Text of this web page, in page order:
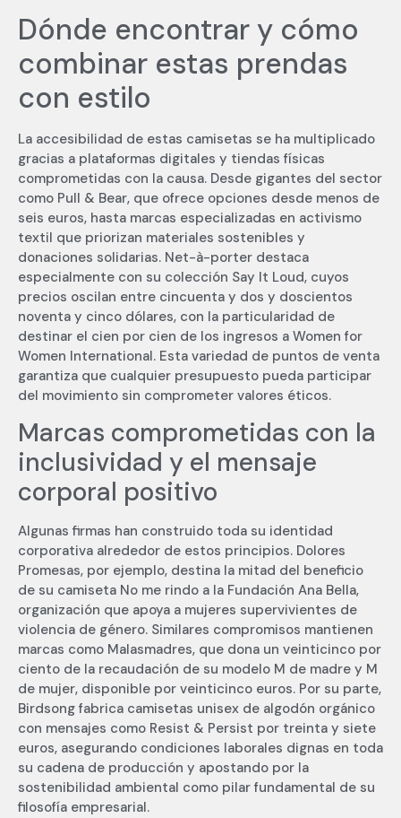
Dónde encontrar y cómo
combinar estas prendas
con estilo
La accesibilidad de estas camisetas se ha multiplicado
gracias a plataformas digitales y tiendas físicas
comprometidas con la causa. Desde gigantes del sector
como Pull & Bear, que ofrece opciones desde menos de
seis euros, hasta marcas especializadas en activismo
textil que priorizan materiales sostenibles y
donaciones solidarias. Net-à-porter destaca
especialmente con su colección Say It Loud, cuyos
precios oscilan entre cincuenta y dos y doscientos
noventa y cinco dólares, con la particularidad de
destinar el cien por cien de los ingresos a Women for
Women International. Esta variedad de puntos de venta
garantiza que cualquier presupuesto pueda participar
del movimiento sin comprometer valores éticos.
Marcas comprometidas con la
inclusividad y el mensaje
corporal positivo
Algunas firmas han construido toda su identidad
corporativa alrededor de estos principios. Dolores
Promesas, por ejemplo, destina la mitad del beneficio
de su camiseta No me rindo a la Fundación Ana Bella,
organización que apoya a mujeres supervivientes de
violencia de género. Similares compromisos mantienen
marcas como Malasmadres, que dona un veinticinco por
ciento de la recaudación de su modelo M de madre y M
de mujer, disponible por veinticinco euros. Por su parte,
Birdsong fabrica camisetas unisex de algodón orgánico
con mensajes como Resist & Persist por treinta y siete
euros, asegurando condiciones laborales dignas en toda
su cadena de producción y apostando por la
sostenibilidad ambiental como pilar fundamental de su
filosofía empresarial.